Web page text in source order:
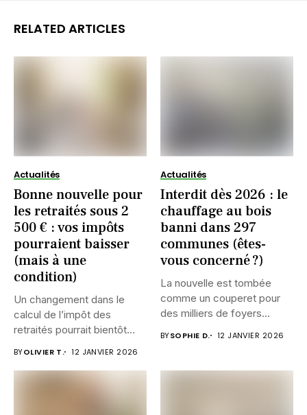
RELATED ARTICLES
Actualités
Bonne nouvelle pour
les retraités sous 2
500 € : vos impôts
pourraient baisser
(mais à une
condition)
Un changement dans le
calcul de l’impôt des
retraités pourrait bientôt
BYOLIVIER T. 12 JANVIER 2026
Actualités
Interdit dès 2026 : le
chauffage au bois
banni dans 297
communes (êtes-
vous concerné ?)
La nouvelle est tombée
comme un couperet pour
des milliers de foyers...
BYSOPHIE D. 12 JANVIER 2026